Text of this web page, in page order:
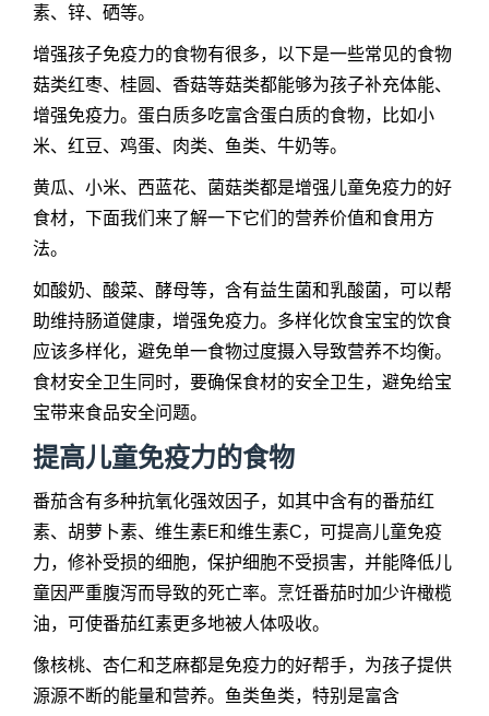
素、锌、硒等。
增强孩子免疫力的食物有很多，以下是一些常见的食物
菇类红枣、桂圆、香菇等菇类都能够为孩子补充体能、
增强免疫力。蛋白质多吃富含蛋白质的食物，比如小
米、红豆、鸡蛋、肉类、鱼类、牛奶等。
黄瓜、小米、西蓝花、菌菇类都是增强儿童免疫力的好
食材，下面我们来了解一下它们的营养价值和食用方
法。
如酸奶、酸菜、酵母等，含有益生菌和乳酸菌，可以帮
助维持肠道健康，增强免疫力。多样化饮食宝宝的饮食
应该多样化，避免单一食物过度摄入导致营养不均衡。
食材安全卫生同时，要确保食材的安全卫生，避免给宝
宝带来食品安全问题。
提高儿童免疫力的食物
番茄含有多种抗氧化强效因子，如其中含有的番茄红
素、胡萝卜素、维生素E和维生素C，可提高儿童免疫
力，修补受损的细胞，保护细胞不受损害，并能降低儿
童因严重腹泻而导致的死亡率。烹饪番茄时加少许橄榄
油，可使番茄红素更多地被人体吸收。
像核桃、杏仁和芝麻都是免疫力的好帮手，为孩子提供
源源不断的能量和营养。鱼类鱼类，特别是富含